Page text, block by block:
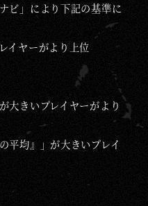
ビ」により下記の基準に
イヤーがより上位
大きいプレイヤーがより
平均』」が大きいプレイ